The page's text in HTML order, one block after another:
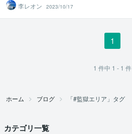
李レオン
2023/10/17
1
1 件中 1 - 1 件
ホーム ブログ 「#監獄エリア」タグ
カテゴリ一覧